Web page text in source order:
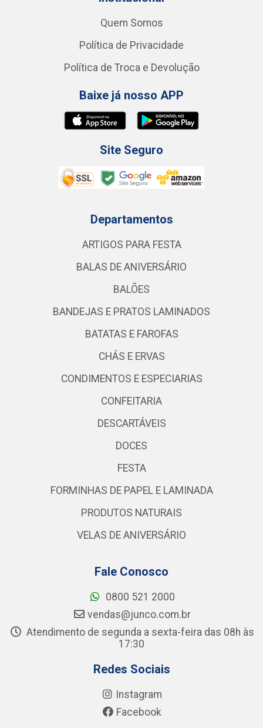
Quem Somos
Política de Privacidade
Política de Troca e Devolução
Baixe já nosso APP
Site Seguro
Departamentos
ARTIGOS PARA FESTA
BALAS DE ANIVERSÁRIO
BALÕES
BANDEJAS E PRATOS LAMINADOS
BATATAS E FAROFAS
CHÁS E ERVAS
CONDIMENTOS E ESPECIARIAS
CONFEITARIA
DESCARTÁVEIS
DOCES
FESTA
FORMINHAS DE PAPEL E LAMINADA
PRODUTOS NATURAIS
VELAS DE ANIVERSÁRIO
Fale Conosco
0800 521 2000
vendas@junco.com.br
Atendimento de segunda a sexta-feira das 08h às
17:30
Redes Sociais
Instagram
Facebook